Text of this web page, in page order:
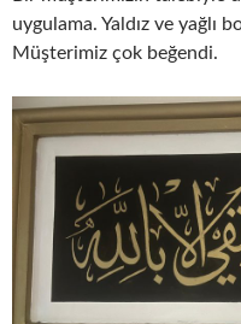
uygulama. Yaldız ve yağlı
Müşterimiz çok beğendi.